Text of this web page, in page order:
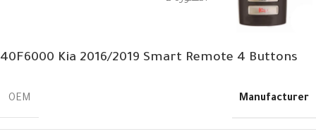
40F6000 Kia 2016/2019 Smart Remote 4 Buttons
Manufacturer
OEM